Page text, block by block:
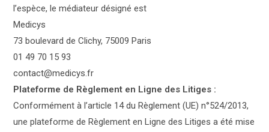
l’espèce, le médiateur désigné est
Medicys
73 boulevard de Clichy, 75009 Paris
01 49 70 15 93
contact@medicys.fr
Plateforme de Règlement en Ligne des Litiges :
Conformément à l’article 14 du Règlement (UE) n°524/2013,
une plateforme de Règlement en Ligne des Litiges a été mise